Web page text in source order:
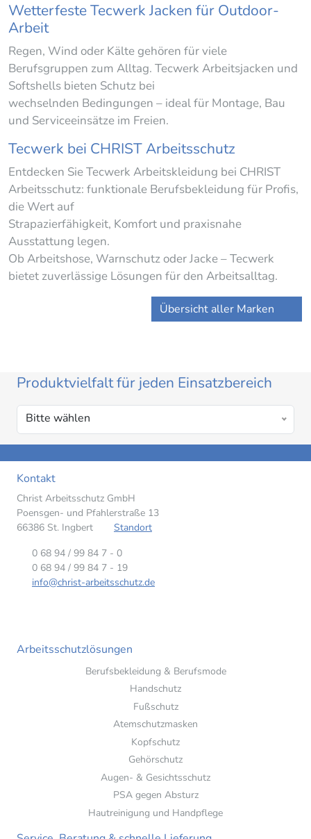
Wetterfeste Tecwerk Jacken für Outdoor-
Arbeit
Regen, Wind oder Kälte gehören für viele
Berufsgruppen zum Alltag. Tecwerk Arbeitsjacken und
Softshells bieten Schutz bei
wechselnden Bedingungen – ideal für Montage, Bau
und Serviceeinsätze im Freien.
Tecwerk bei CHRIST Arbeitsschutz
Entdecken Sie Tecwerk Arbeitskleidung bei CHRIST
Arbeitsschutz: funktionale Berufsbekleidung für Profis,
die Wert auf
Strapazierfähigkeit, Komfort und praxisnahe
Ausstattung legen.
Ob Arbeitshose, Warnschutz oder Jacke – Tecwerk
bietet zuverlässige Lösungen für den Arbeitsalltag.
Übersicht aller Marken
Produktvielfalt für jeden Einsatzbereich
Bitte wählen
Kontakt
Christ Arbeitsschutz GmbH
Poensgen- und Pfahlerstraße 13
66386 St. Ingbert
Standort
0 68 94 / 99 84 7 - 0
0 68 94 / 99 84 7 - 19
info@christ-arbeitsschutz.de
Arbeitsschutzlösungen
Berufsbekleidung & Berufsmode
Handschutz
Fußschutz
Atemschutzmasken
Kopfschutz
Gehörschutz
Augen- & Gesichtsschutz
PSA gegen Absturz
Hautreinigung und Handpflege